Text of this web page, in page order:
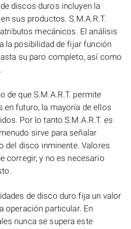
discos duros incluyen la
sus productos. S.M.A.R.T.
mecánicos. El análisis
la posibilidad de fijar función
su paro completo, así como
de que S.M.A.R.T. permite
en futuro, la mayoría de ellos
Por lo tanto S.M.A.R.T. es
sirve para señalar
del disco inminente. Valores
corregir, y no es necesario
de disco duro fija un valor
operación particular. En
nunca se supera este